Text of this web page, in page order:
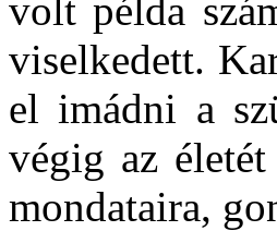
volt példa
viselkedett.
el imádni a
végig az
mondataira,